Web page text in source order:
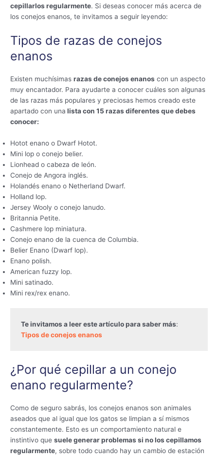
cepillarlos regularmente. Si deseas conocer más acerca de
los conejos enanos, te invitamos a seguir leyendo:
Tipos de razas de conejos
enanos
Existen muchísimasrazas de conejos enanos con un aspecto
muy encantador. Para ayudarte a conocer cuáles son algunas
de las razas más populares y preciosas hemos creado este
apartado con una lista con 15 razas diferentes que debes
conocer:
Hotot enano o Dwarf Hotot.
Mini lop o conejo belier.
Lionhead o cabeza de león.
Conejo de Angora inglés.
Holandés enano o Netherland Dwarf.
Holland lop.
Jersey Wooly o conejo lanudo.
Britannia Petite.
Cashmere lop miniatura.
Conejo enano de la cuenca de Columbia.
Belier Enano (Dwarf lop).
Enano polish.
American fuzzy lop.
Mini satinado.
Mini rex/rex enano.
Te invitamos a leer este artículo para saber más
Tipos de conejos enanos
¿Por qué cepillar a un conejo
enano regularmente?
Como de seguro sabrás, los conejos enanos son animales
aseados que al igual que los gatos se limpian a sí mismos
constantemente. Esto es un comportamiento natural e
instintivo quesuele generar problemas si no los cepillamos
regularmente, sobre todo cuando hay un cambio de estación